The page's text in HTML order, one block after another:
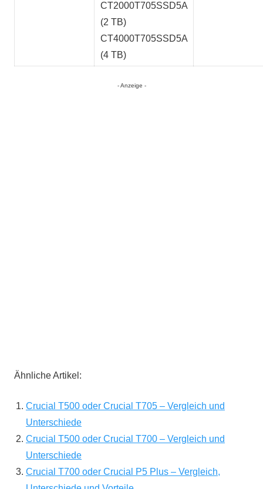
CT2000T705SSD5A
(2 TB)
CT4000T705SSD5A
(4 TB)
- Anzeige -
Ähnliche Artikel:
Crucial T500 oder Crucial T705 – Vergleich und
Unterschiede
Crucial T500 oder Crucial T700 – Vergleich und
Unterschiede
Crucial T700 oder Crucial P5 Plus – Vergleich,